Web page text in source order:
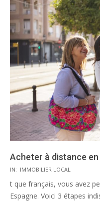
Acheter à distance
2020-
08-
03
IN: IMMOBILIER LOCAL
t que français, vous avez
Espagne. Voici 3 étapes